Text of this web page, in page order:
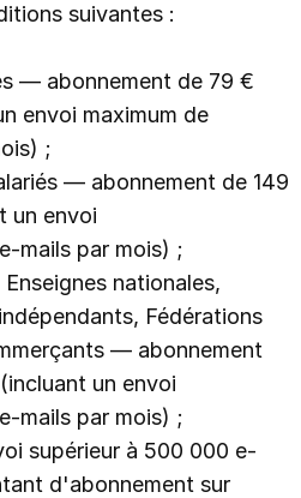
suivantes :
— abonnement de 79 €
envoi maximum de
;
— abonnement de 149
un envoi
mails par mois) ;
nationales,
Fédérations
— abonnement
un envoi
mails par mois) ;
supérieur à 500 000 e-
d'abonnement sur